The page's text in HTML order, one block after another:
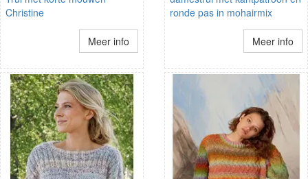
Christine
Meer info
ronde pas in mohairmix
Meer info